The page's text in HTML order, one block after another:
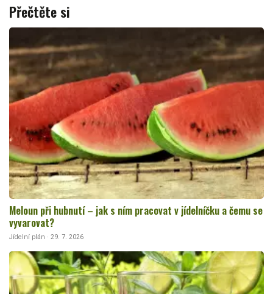
Přečtěte si
Meloun při hubnutí – jak s ním pracovat v jídelníčku a čemu se
vyvarovat?
Jídelní plán · 29. 7. 2026